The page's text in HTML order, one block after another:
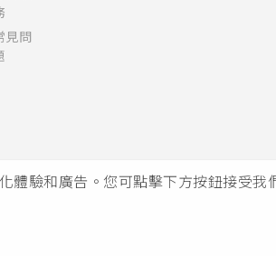
體驗和廣告。您可點擊下方按鈕接受
見問